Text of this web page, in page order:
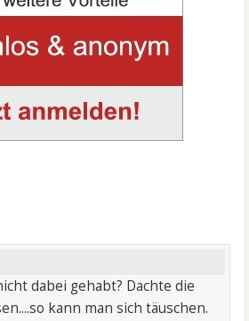
dabei gehabt? Dachte die
kann man sich täuschen.